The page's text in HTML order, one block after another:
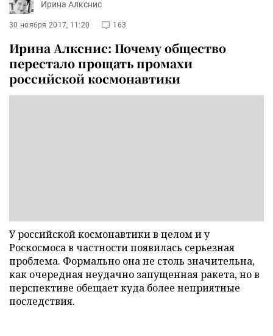
Ирина Алкснис
30 ноября 2017, 11:20 163
Ирина Алкснис: Почему общество
перестало прощать промахи
российской космонавтики
У российской космонавтики в целом и у
Роскосмоса в частности появилась серьезная
проблема. Формально она не столь значительна,
как очередная неудачно запущенная ракета, но в
перспективе обещает куда более неприятные
последствия.